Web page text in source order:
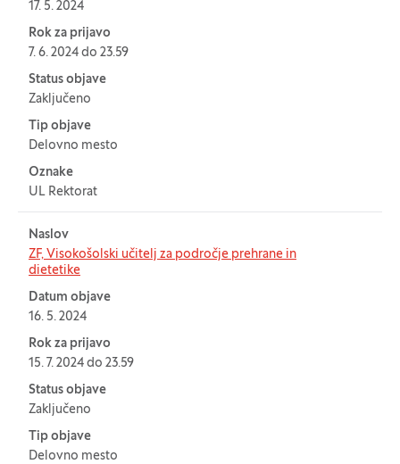
17. 5. 2024
Rok za prijavo
7. 6. 2024 do 23.59
Status objave
Zaključeno
Tip objave
Delovno mesto
Oznake
UL Rektorat
Naslov
ZF, Visokošolski učitelj za področje prehrane in
dietetike
Datum objave
16. 5. 2024
Rok za prijavo
15. 7. 2024 do 23.59
Status objave
Zaključeno
Tip objave
Delovno mesto